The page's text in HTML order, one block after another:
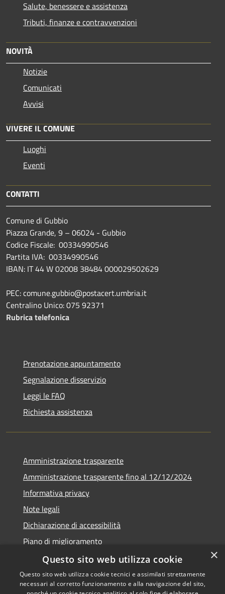
Salute, benessere e assistenza
Tributi, finanze e contravvenzioni
NOVITÀ
Notizie
Comunicati
Avvisi
VIVERE IL COMUNE
Luoghi
Eventi
CONTATTI
Comune di Gubbio
Piazza Grande, 9 – 06024 - Gubbio
Codice Fiscale: 00334990546
Partita IVA: 00334990546
IBAN: IT 44 W 02008 38484 000029502629
PEC: comune.gubbio@postacert.umbria.it
Centralino Unico: 075 92371
Rubrica telefonica
Prenotazione appuntamento
Segnalazione disservizio
Leggi le FAQ
Richiesta assistenza
Amministrazione trasparente
Amministrazione trasparente fino al 12/12/2024
Informativa privacy
Note legali
Dichiarazione di accessibilità
Piano di miglioramento
×
Questo sito web utilizza cookie
Questo sito web utilizza cookie tecnici e assimilati strettamente
necessari al corretto funzionamento e alla navigazione del sito,